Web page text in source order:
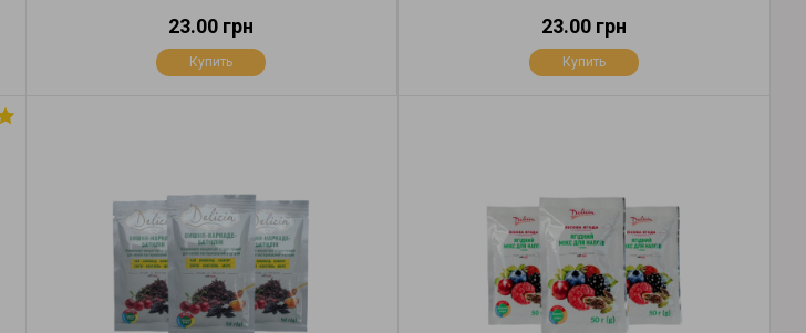
23.00 грн
Купить
23.00 грн
Купить